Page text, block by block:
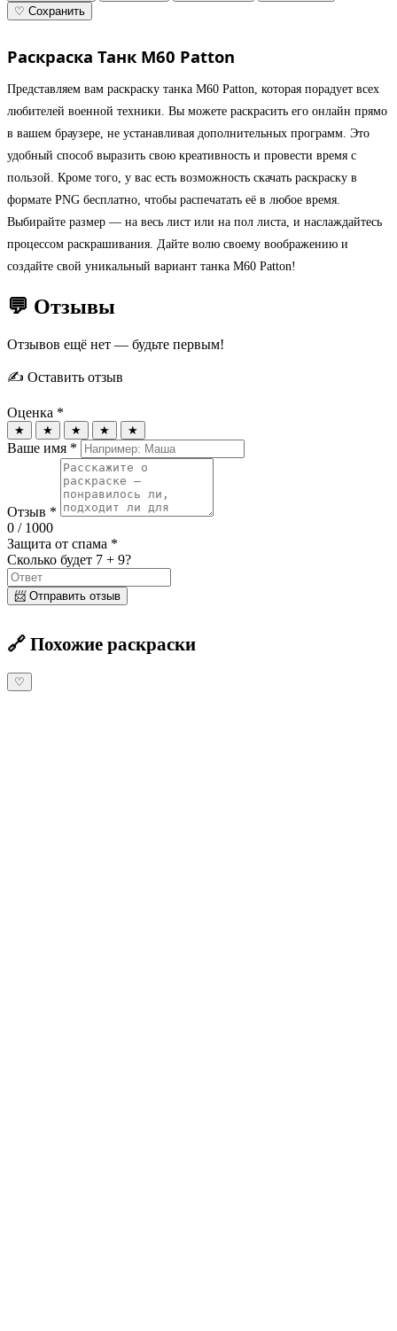
♡ Сохранить
Раскраска Танк M60 Patton
Представляем вам раскраску танка M60 Patton, которая порадует всех
любителей военной техники. Вы можете раскрасить его онлайн прямо
в вашем браузере, не устанавливая дополнительных программ. Это
удобный способ выразить свою креативность и провести время с
пользой. Кроме того, у вас есть возможность скачать раскраску в
формате PNG бесплатно, чтобы распечатать её в любое время.
Выбирайте размер — на весь лист или на пол листа, и наслаждайтесь
процессом раскрашивания. Дайте волю своему воображению и
создайте свой уникальный вариант танка M60 Patton!
💬 Отзывы
Отзывов ещё нет — будьте первым!
✍️ Оставить отзыв
Оценка *
★ ★ ★ ★ ★
Ваше имя *
Отзыв *
0 / 1000
Защита от спама *
Сколько будет 7 + 9?
📨 Отправить отзыв
🔗 Похожие раскраски
♡